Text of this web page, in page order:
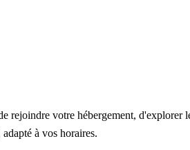
rejoindre votre hébergement,
à vos horaires.